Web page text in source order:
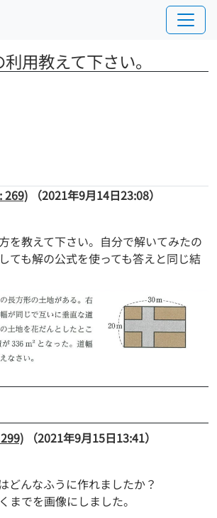
用教えて下さい。
269)
（2021年9月14日23:08）
を教えて下さい。自分で解いてみたの
ても解の公式を使っても答えと同じ結
（2021年9月15日13:41）
どんなふうに作れましたか？
までを画像にしました。